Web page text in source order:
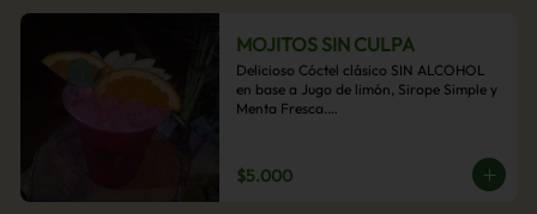
MOJITOS SIN CULPA
Delicioso Cóctel clásico SIN ALCOHOL
en base a Jugo de limón, Sirope Simple y
Menta Fresca.
$5.000